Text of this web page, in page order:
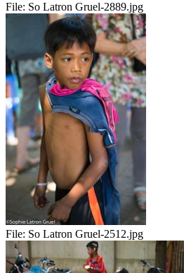
File: So Latron Gruel-2889.jpg
File: So Latron Gruel-2512.jpg